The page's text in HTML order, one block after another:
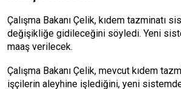
Çalışma Bakanı Çelik, kıdem tazminatı
değişikliğe gidileceğini söyledi. Yeni
maaş verilecek.
Çalışma Bakanı Çelik, mevcut kıdem
işçilerin aleyhine işlediğini, yeni sistemde